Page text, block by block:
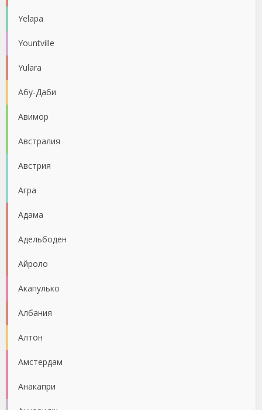
Yelapa
Yountville
Yulara
Абу-Даби
Авимор
Австралия
Австрия
Агра
Адама
Адельбоден
Айроло
Акапулько
Албания
Алтон
Амстердам
Анакапри